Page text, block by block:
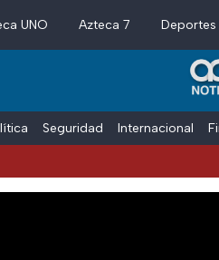
UNO Azteca 7 Deportes
Seguridad Internacional